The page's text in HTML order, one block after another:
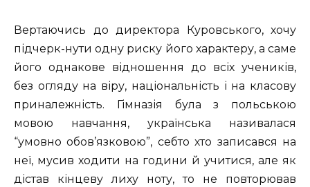
Вертаючись до директора Куровського, хочу
підчерк-нути одну риску його характеру, а саме
його однакове відношення до всіх учеників,
без огляду на віру, національність і на класову
приналежність. Гімназія була з польською
мовою навчання, українська називалася
“умовно обов’язковою”, себто хто записався на
неї, мусив ходити на години й учитися, але як
дістав кінцеву лиху ноту, то не повторював